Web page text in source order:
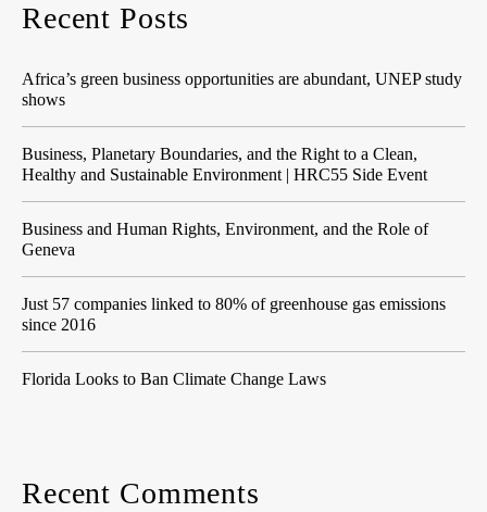
Recent Posts
Africa’s green business opportunities are abundant, UNEP study
shows
Business, Planetary Boundaries, and the Right to a Clean,
Healthy and Sustainable Environment | HRC55 Side Event
Business and Human Rights, Environment, and the Role of
Geneva
Just 57 companies linked to 80% of greenhouse gas emissions
since 2016
Florida Looks to Ban Climate Change Laws
Recent Comments